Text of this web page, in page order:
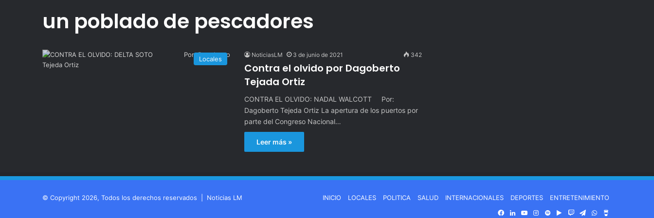
un poblado de pescadores
Locales
NoticiasLM 3 de junio de 2021 342
Contra el olvido por Dagoberto
Tejada Ortiz
CONTRA EL OLVIDO: NADAL WALCOTT Por:
Dagoberto Tejeda Ortiz La apertura de los puertos por
parte del Congreso Nacional…
Leer más »
© Copyright 2026, Todos los derechos reservados | Noticias LM INICIO LOCALES POLITICA SALUD INTERNACIONALES DEPORTES
ENTRETENIMIENTO
Facebook
LinkedInYouTubeInstagram
SpotifyGoogleTwitchTelegramWhatsApp